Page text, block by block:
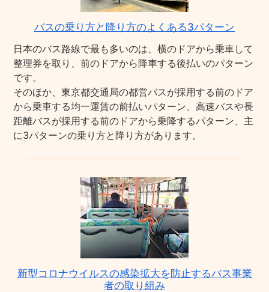
バスの乗り方と降り方のよくある3パターン
日本のバス路線で最も多いのは、横のドアから乗車して
整理券を取り、前のドアから降車する後払いのパターン
です。
そのほか、東京都交通局の都営バスが採用する前のドア
から乗車する均一運賃の前払いパターン、高速バスや長
距離バスが採用する前のドアから乗降するパターン、主
に3パターンの乗り方と降り方があります。
新型コロナウイルスの感染拡大を防止するバス事業
者の取り組み